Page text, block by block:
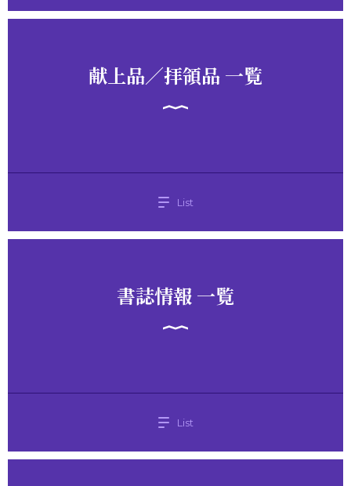
献上品／拝領品 一覧
List
書誌情報 一覧
List